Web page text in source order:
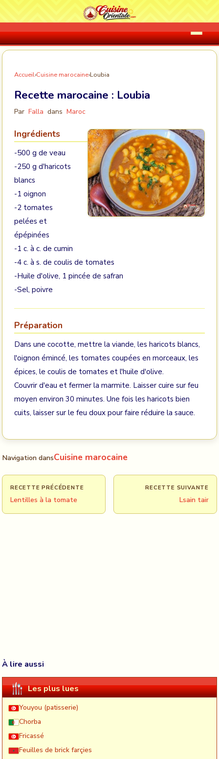
Accueil›Cuisine marocaine›Loubia
Recette marocaine : Loubia
Par Falla dans Maroc
Ingrédients
-500 g de veau
-250 g d'haricots
blancs
-1 oignon
-2 tomates
pelées et
épépinées
-1 c. à c. de cumin
-4 c. à s. de coulis de tomates
-Huile d'olive, 1 pincée de safran
-Sel, poivre
Préparation
Dans une cocotte, mettre la viande, les haricots blancs,
l'oignon émincé, les tomates coupées en morceaux, les
épices, le coulis de tomates et l'huile d'olive.
Couvrir d'eau et fermer la marmite. Laisser cuire sur feu
moyen environ 30 minutes. Une fois les haricots bien
cuits, laisser sur le feu doux pour faire réduire la sauce.
Navigation dansCuisine marocaine
RECETTE PRÉCÉDENTE
Lentilles à la tomate
RECETTE SUIVANTE
Lsain tair
À lire aussi
Les plus lues
Youyou (patisserie)
Chorba
Fricassé
Feuilles de brick farçies